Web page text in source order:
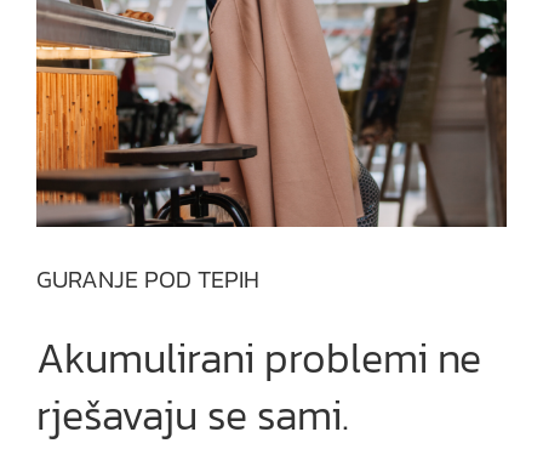
GURANJE POD TEPIH
Akumulirani problemi ne
rješavaju se sami.